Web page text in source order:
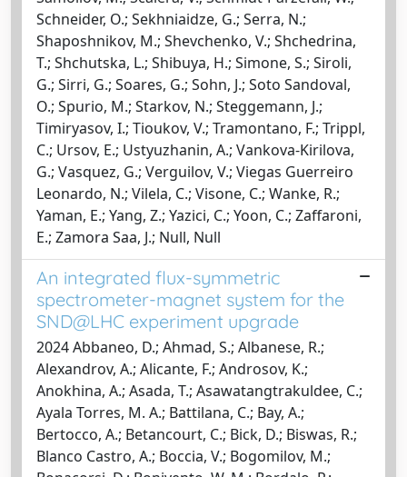
Schneider, O.; Sekhniaidze, G.; Serra, N.;
Shaposhnikov, M.; Shevchenko, V.; Shchedrina,
T.; Shchutska, L.; Shibuya, H.; Simone, S.; Siroli,
G.; Sirri, G.; Soares, G.; Sohn, J.; Soto Sandoval,
O.; Spurio, M.; Starkov, N.; Steggemann, J.;
Timiryasov, I.; Tioukov, V.; Tramontano, F.; Trippl,
C.; Ursov, E.; Ustyuzhanin, A.; Vankova-Kirilova,
G.; Vasquez, G.; Verguilov, V.; Viegas Guerreiro
Leonardo, N.; Vilela, C.; Visone, C.; Wanke, R.;
Yaman, E.; Yang, Z.; Yazici, C.; Yoon, C.; Zaffaroni,
E.; Zamora Saa, J.; Null, Null
An integrated flux-symmetric
spectrometer-magnet system for the
SND@LHC experiment upgrade
2024 Abbaneo, D.; Ahmad, S.; Albanese, R.;
Alexandrov, A.; Alicante, F.; Androsov, K.;
Anokhina, A.; Asada, T.; Asawatangtrakuldee, C.;
Ayala Torres, M. A.; Battilana, C.; Bay, A.;
Bertocco, A.; Betancourt, C.; Bick, D.; Biswas, R.;
Blanco Castro, A.; Boccia, V.; Bogomilov, M.;